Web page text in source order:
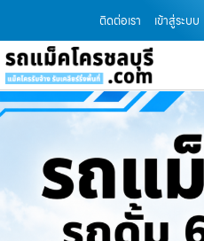
ติดต่อเรา เข้าสู่ระบบ